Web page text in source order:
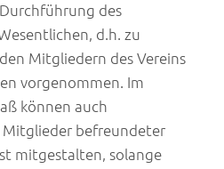
des
d.h. zu
Mitgliedern des Vereins
vorgenommen. Im
können auch
befreundeter
mitgestalten, solange